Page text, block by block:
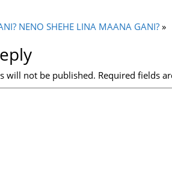
NENO SHEHE LINA MAANA GANI? »
will not be published. Required fields